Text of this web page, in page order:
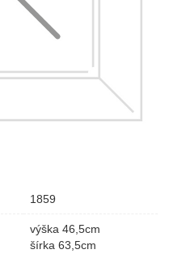
1859
výška 46,5cm
šírka 63,5cm